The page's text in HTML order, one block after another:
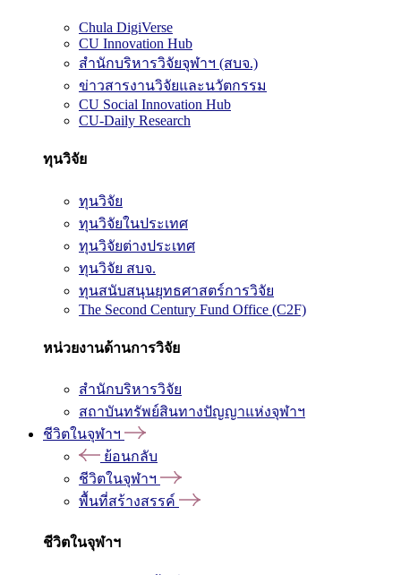
Chula DigiVerse
CU Innovation Hub
สำนักบริหารวิจัยจุฬาฯ (สบจ.)
ข่าวสารงานวิจัยและนวัตกรรม
CU Social Innovation Hub
CU-Daily Research
ทุนวิจัย
ทุนวิจัย
ทุนวิจัยในประเทศ
ทุนวิจัยต่างประเทศ
ทุนวิจัย สบจ.
ทุนสนับสนุนยุทธศาสตร์การวิจัย
The Second Century Fund Office (C2F)
หน่วยงานด้านการวิจัย
สำนักบริหารวิจัย
สถาบันทรัพย์สินทางปัญญาแห่งจุฬาฯ
ชีวิตในจุฬาฯ
ย้อนกลับ
ชีวิตในจุฬาฯ
พื้นที่สร้างสรรค์
ชีวิตในจุฬาฯ